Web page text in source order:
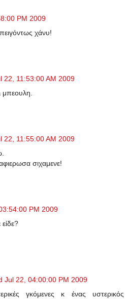
PM 2009
χάνυ!
22, 11:53:00 AM 2009
22, 11:55:00 AM 2009
σιχαμενε!
PM 2009
Jul 22, 04:00:00 PM 2009
γκόμενες κ ένας υστερικός